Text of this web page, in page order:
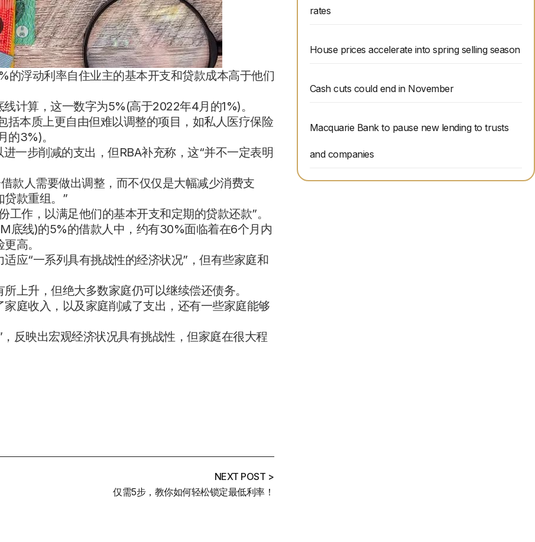
的浮动利率自住业主的基本开支和贷款成本高于他们
计算，这一数字为5%(高于2022年4月的1%)。
本质上更自由但难以调整的项目，如私人医疗保险
的3%)。
一步削减的支出，但RBA补充称，这“并不一定表明
款人需要做出调整，而不仅仅是大幅减少消费支
款重组。”
作，以满足他们的基本开支和定期的贷款还款”。
底线)的5%的借款人中，约有30%面临着在6个月内
高。
应“一系列具有挑战性的经济状况”，但有些家庭和
上升，但绝大多数家庭仍可以继续偿还债务。
庭收入，以及家庭削减了支出，还有一些家庭能够
反映出宏观经济状况具有挑战性，但家庭在很大程
NEXT POST >
仅需5步，教你如何轻松锁定最低利率！
rates
House prices accelerate into spring selling season
Cash cuts could end in November
Macquarie Bank to pause new lending to trusts
and companies